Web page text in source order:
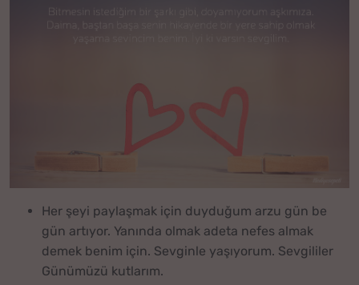
Her şeyi paylaşmak için duyduğum arzu gün be
gün artıyor. Yanında olmak adeta nefes almak
demek benim için. Sevginle yaşıyorum. Sevgililer
Günümüzü kutlarım.